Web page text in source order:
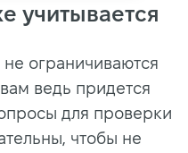
учитывается
ограничиваются
ведь придется
для проверки
чтобы не